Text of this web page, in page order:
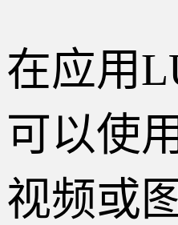
在应用
可以使
视频或